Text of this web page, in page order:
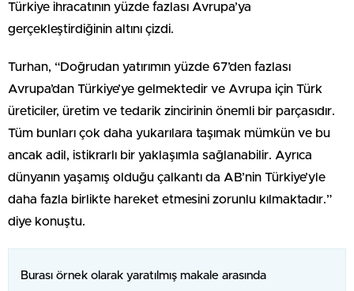
Türkiye ihracatının yüzde fazlası Avrupa’ya
gerçekleştirdiğinin altını çizdi.
Turhan, “Doğrudan yatırımın yüzde 67’den fazlası
Avrupa’dan Türkiye’ye gelmektedir ve Avrupa için Türk
üreticiler, üretim ve tedarik zincirinin önemli bir parçasıdır.
Tüm bunları çok daha yukarılara taşımak mümkün ve bu
ancak adil, istikrarlı bir yaklaşımla sağlanabilir. Ayrıca
dünyanın yaşamış olduğu çalkantı da AB’nin Türkiye’yle
daha fazla birlikte hareket etmesini zorunlu kılmaktadır.”
diye konuştu.
Burası örnek olarak yaratılmış makale arasında